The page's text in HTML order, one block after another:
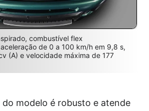
combustível flex
de 0 a 100 km/h em 9,8 s,
(A) e velocidade máxima de 177
do modelo é robusto e atende